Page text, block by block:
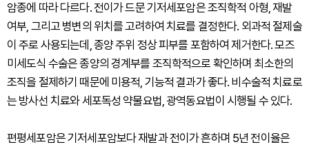
암종에 따라 다르다. 전이가 드문 기저세포암은 조직학적 아형, 재발
여부, 그리고 병변의 위치를 고려하여 치료를 결정한다. 외과적 절제술
이 주로 사용되는데, 종양 주위 정상 피부를 포함하여 제거한다. 모즈
미세도식 수술은 종양의 경계부를 조직학적으로 확인하며 최소한의
조직을 절제하기 때문에 미용적, 기능적 결과가 좋다. 비수술적 치료로
는 방사선 치료와 세포독성 약물요법, 광역동요법이 시행될 수 있다.
편평세포암은 기저세포암보다 재발과 전이가 흔하며 5년 전이율은